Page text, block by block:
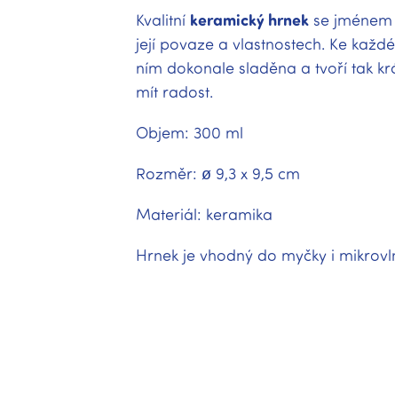
Kvalitní keramický hrnek se
její povaze a vlastnostech. Ke
ním dokonale sladěna a tvoří tak
mít radost.
Objem: 300 ml
Rozměr: ø 9,3 x 9,5 cm
Materiál: keramika
Hrnek je vhodný do myčky i